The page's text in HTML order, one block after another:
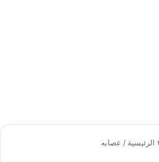
الرئيسية / عصابه